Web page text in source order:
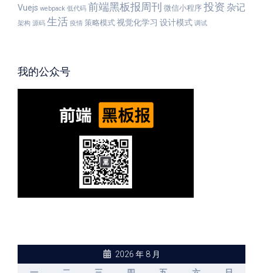
Vuejs webpack 低代码 前端黑板报周刊 微信小程序 投资 杂记
架构 源码 生活 疫情 策略模式 视觉化学习 设计模式 调试
我的公众号
2026 年 8 月